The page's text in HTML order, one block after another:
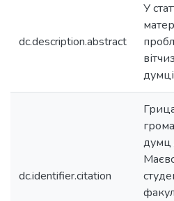
dc.description.abstract
У
dc.identifier.citation
думц